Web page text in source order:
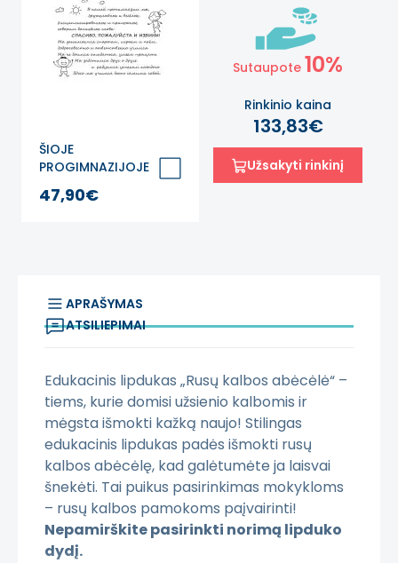
ŠIOJE
PROGIMNAZIJOJE
Lipdukas mokyklai
rusų kalba
47,90€
Sutaupote 10%
Rinkinio kaina
133,83€
Užsakyti rinkinį
APRAŠYMAS
ATSILIEPIMAI
Edukacinis lipdukas „Rusų kalbos abėcėlė“ –
tiems, kurie domisi užsienio kalbomis ir
mėgsta išmokti kažką naujo! Stilingas
edukacinis lipdukas padės išmokti rusų
kalbos abėcėlę, kad galėtumėte ja laisvai
šnekėti. Tai puikus pasirinkimas mokykloms
– rusų kalbos pamokoms paįvairinti!
Nepamirškite pasirinkti norimą lipduko
dydį.